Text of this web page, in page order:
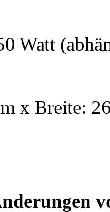
Watt
x Breite: